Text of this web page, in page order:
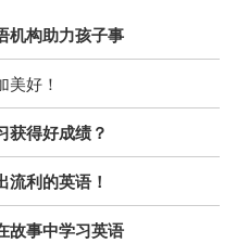
机构助力孩子事
好！
获得好成绩？
利的英语！
故事中学习英语